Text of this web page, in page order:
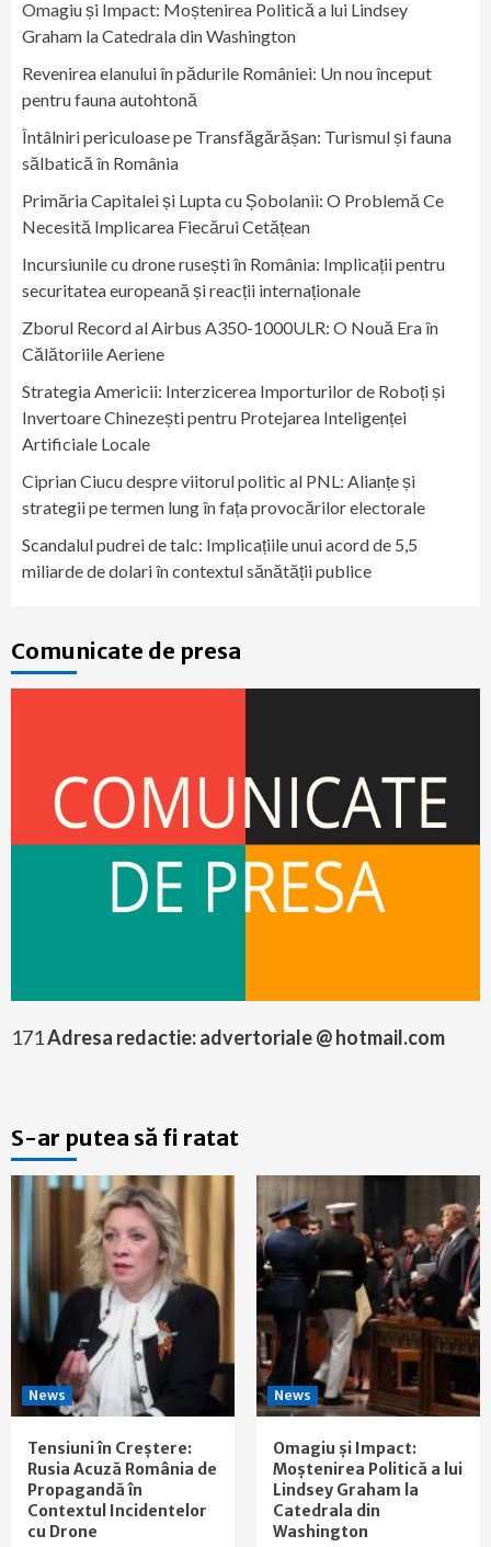
Omagiu și Impact: Moștenirea Politică a lui Lindsey
Graham la Catedrala din Washington
Revenirea elanului în pădurile României: Un nou început
pentru fauna autohtonă
Întâlniri periculoase pe Transfăgărășan: Turismul și fauna
sălbatică în România
Primăria Capitalei și Lupta cu Șobolanii: O Problemă Ce
Necesită Implicarea Fiecărui Cetățean
Incursiunile cu drone rusești în România: Implicații pentru
securitatea europeană și reacții internaționale
Zborul Record al Airbus A350-1000ULR: O Nouă Era în
Călătoriile Aeriene
Strategia Americii: Interzicerea Importurilor de Roboți și
Invertoare Chinezești pentru Protejarea Inteligenței
Artificiale Locale
Ciprian Ciucu despre viitorul politic al PNL: Alianțe și
strategii pe termen lung în fața provocărilor electorale
Scandalul pudrei de talc: Implicațiile unui acord de 5,5
miliarde de dolari în contextul sănătății publice
Comunicate de presa
171Adresa redactie: advertoriale @ hotmail.com
S-ar putea să fi ratat
News
Tensiuni în Creștere:
Rusia Acuză România de
Propagandă în
Contextul Incidentelor
cu Drone
News
Omagiu și Impact:
Moștenirea Politică a lui
Lindsey Graham la
Catedrala din
Washington